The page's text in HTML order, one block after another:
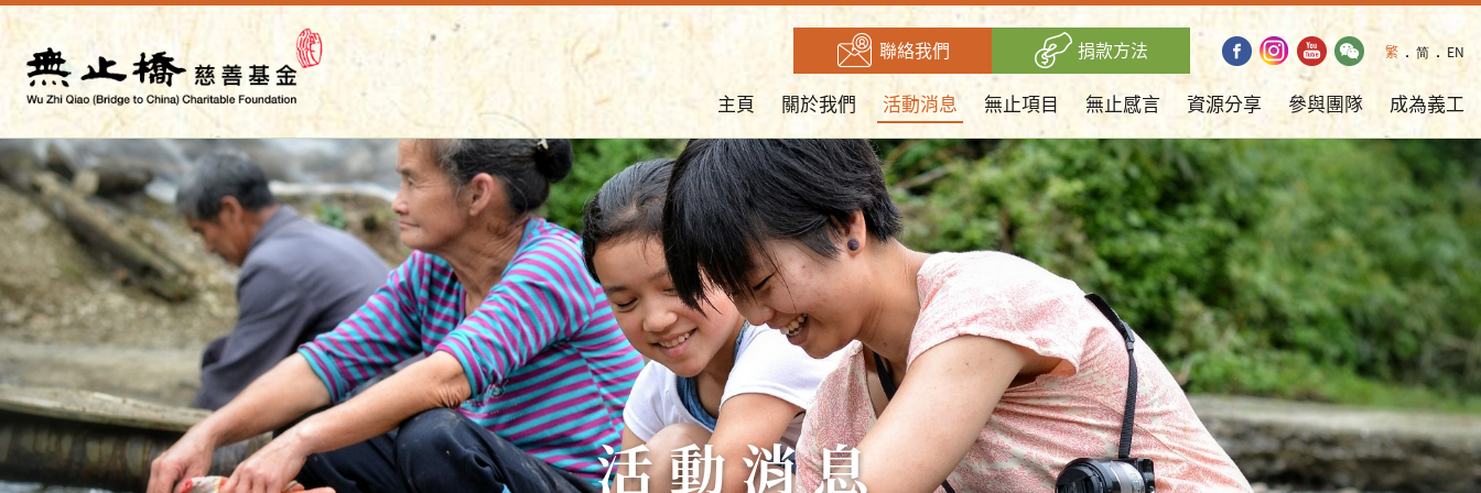
聯絡我們 捐款方法 繁 ． 简 ． EN
主頁 關於我們 活動消息 無止項目 無止感言 資源分享 參與團隊 成為義工
活動消息